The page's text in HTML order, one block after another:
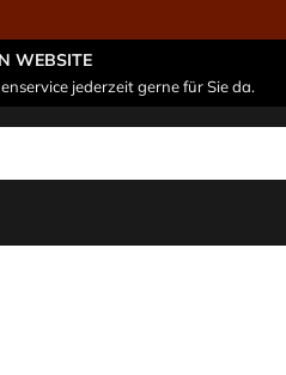
WEBSITE
jederzeit gerne für Sie da.